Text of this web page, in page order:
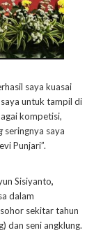
saya kuasai
untuk tampil di
kompetisi,
seringnya saya
Punjari”.
Sisiyanto,
dalam
sekitar tahun
dan seni angklung.